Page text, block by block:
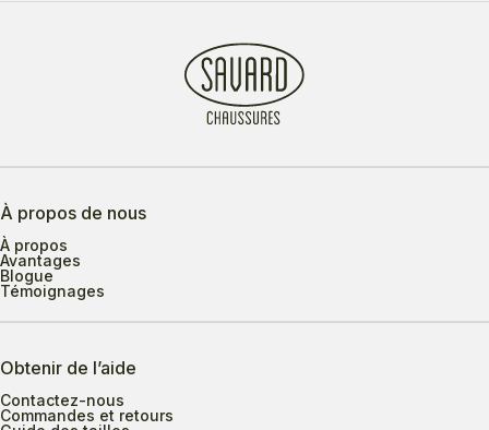
À propos de nous
À propos
Avantages
Blogue
Témoignages
Obtenir de l’aide
Contactez-nous
Commandes et retours